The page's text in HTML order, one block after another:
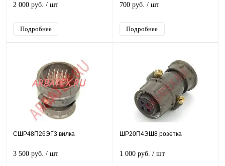
2 000 руб. / шт
Подробнее
700 руб. / шт
Подробнее
СШР48П26ЭГ3 вилка
3 500 руб. / шт
ШР20П4ЭШ8 розетка
1 000 руб. / шт